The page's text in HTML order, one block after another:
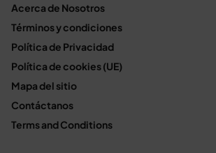
Acerca de Nosotros
Términos y condiciones
Política de Privacidad
Política de cookies (UE)
Mapa del sitio
Contáctanos
Terms and Conditions